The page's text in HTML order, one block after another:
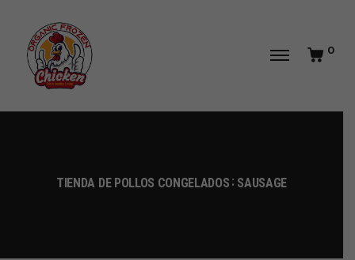
0
TIENDA DE POLLOS CONGELADOS SAUSAGE